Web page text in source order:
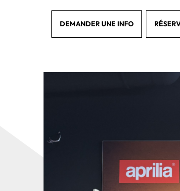
DEMANDER UNE INFO